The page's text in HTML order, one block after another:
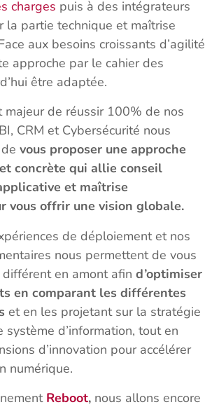
charges puis à des intégrateurs
la partie technique et maîtrise
aux besoins croissants d’agilité
approche par le cahier des
être adaptée.
majeur de réussir 100% de nos
CRM et Cybersécurité nous
vous proposer une approche
concrète qui allie conseil
et maîtrise
vous offrir une vision globale.
de déploiement et nos
nous permettent de vous
en amont afin d’optimiser
en comparant les différentes
et en les projetant sur la stratégie
système d’information, tout en
d’innovation pour accélérer
numérique.
Reboot, nous allons encore